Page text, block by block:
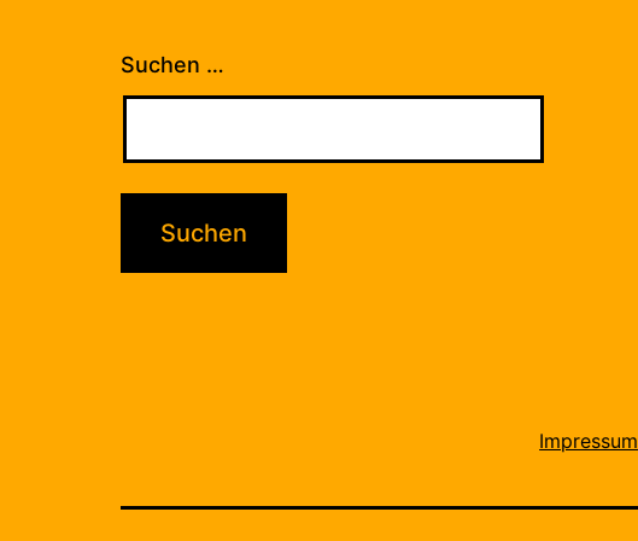
Suchen …
Impressum